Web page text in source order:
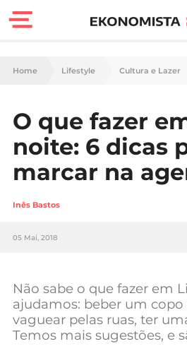
Finanças
Carreira
Casa
Lifestyle
Sociedade
Negócios
Mundial 2026
Home Lifestyle Cultura e Lazer
O que fazer
noite: 6 dicas
marcar na
Inês Bastos
05 Mai, 2018
Não sabe o que fazer em
ajudamos: beber um
vaguear pelas ruas, ter
Temos mais sugestões, e